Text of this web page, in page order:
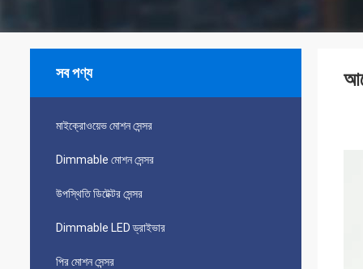
সব পণ্য
মাইক্রোওয়েভ মোশন সেন্সর
Dimmable মোশন সেন্সর
উপস্থিতি ডিটেক্টর সেন্সর
Dimmable LED ড্রাইভার
পির মোশন সেন্সর